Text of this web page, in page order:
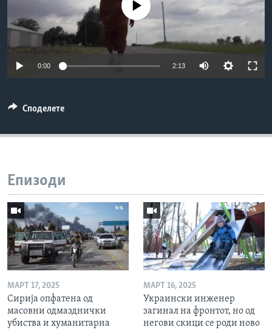
ИНТЕРВЈУА
Јазици
No media source currently available
0:00 2:13
Споделете
Епизоди
МАРТ 17, 2025
Сирија опфатена од
масовни одмазднички
убиства и хуманитарна
МАРТ 16, 2025
Украински инженер
загинал на фронтот, но од
негови скици се роди ново